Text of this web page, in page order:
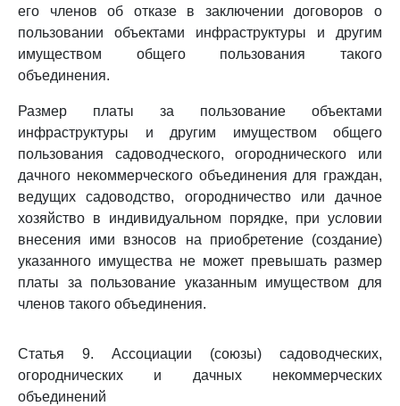
его членов об отказе в заключении договоров о
пользовании объектами инфраструктуры и другим
имуществом общего пользования такого
объединения.
Размер платы за пользование объектами
инфраструктуры и другим имуществом общего
пользования садоводческого, огороднического или
дачного некоммерческого объединения для граждан,
ведущих садоводство, огородничество или дачное
хозяйство в индивидуальном порядке, при условии
внесения ими взносов на приобретение (создание)
указанного имущества не может превышать размер
платы за пользование указанным имуществом для
членов такого объединения.
Статья 9. Ассоциации (союзы) садоводческих,
огороднических и дачных некоммерческих
объединений